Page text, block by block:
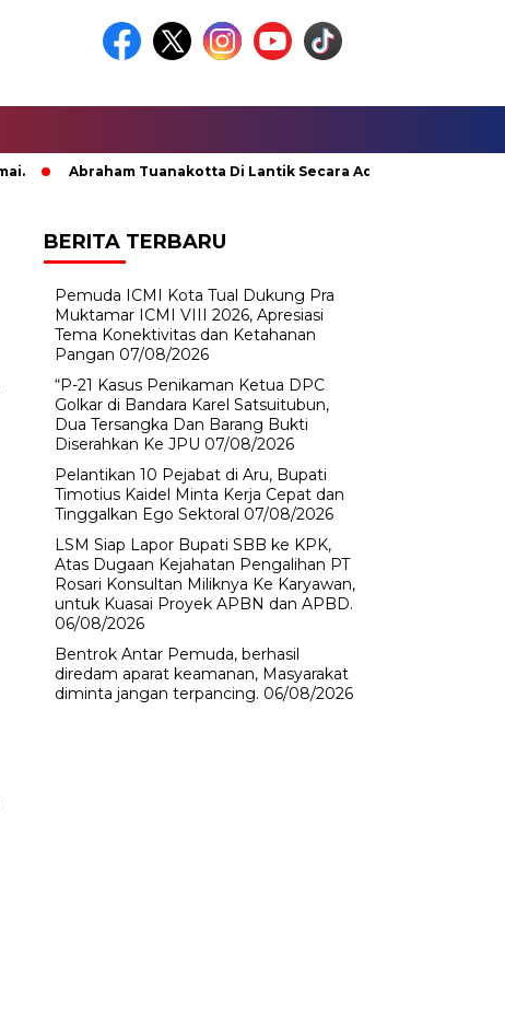
Abraham Tuanakotta Di Lantik Secara Adat; Pj Bupati Malteng
BERITA TERBARU
Pemuda ICMI Kota Tual Dukung Pra
Muktamar ICMI VIII 2026, Apresiasi
Tema Konektivitas dan Ketahanan
Pangan 07/08/2026
“P-21 Kasus Penikaman Ketua DPC
Golkar di Bandara Karel Satsuitubun,
Dua Tersangka Dan Barang Bukti
Diserahkan Ke JPU 07/08/2026
Pelantikan 10 Pejabat di Aru, Bupati
Timotius Kaidel Minta Kerja Cepat dan
Tinggalkan Ego Sektoral 07/08/2026
LSM Siap Lapor Bupati SBB ke KPK,
Atas Dugaan Kejahatan Pengalihan PT
Rosari Konsultan Miliknya Ke Karyawan,
untuk Kuasai Proyek APBN dan APBD.
06/08/2026
Bentrok Antar Pemuda, berhasil
diredam aparat keamanan, Masyarakat
diminta jangan terpancing. 06/08/2026